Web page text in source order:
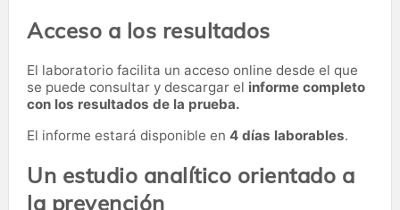
Acceso a los resultados
El laboratorio facilita un acceso online desde el que
se puede consultar y descargar el informe completo
con los resultados de la prueba.
El informe estará disponible en 4 días laborables.
Un estudio analítico orientado a
la prevención